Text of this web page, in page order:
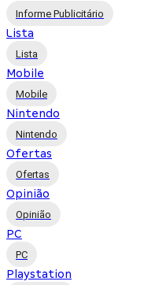
Informe Publicitário
Lista
Lista
Mobile
Mobile
Nintendo
Nintendo
Ofertas
Ofertas
Opinião
Opinião
PC
PC
Playstation